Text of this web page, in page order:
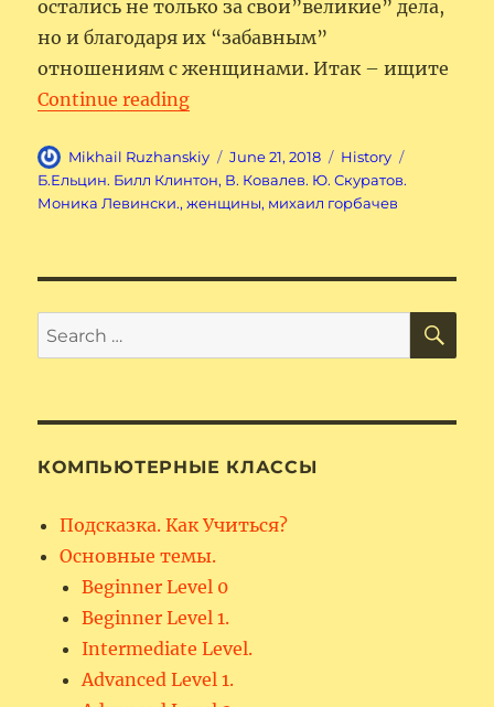
остались не только за свои”великие” дела,
но и благодаря их “забавным”
отношениям с женщинами. Итак – ищите
Continue reading“Шерше ля фам”
Author
Mikhail Ruzhanskiy
Posted
on
June 21, 2018 Categories
History
Б.Ельцин. Билл Клинтон, В. Ковалев. Ю. Скуратов.
Моника Левински.,женщины, михаил горбачев
Search
for:
КОМПЬЮТЕРНЫЕ КЛАССЫ
Подсказка. Как Учиться?
Основные темы.
Beginner Level 0
Beginner Level 1.
Intermediate Level.
Advanced Level 1.